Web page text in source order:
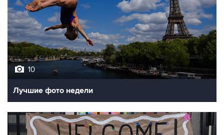
10
Лучшие фото недели